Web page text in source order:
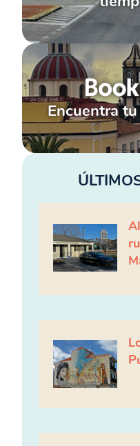
Encuentra